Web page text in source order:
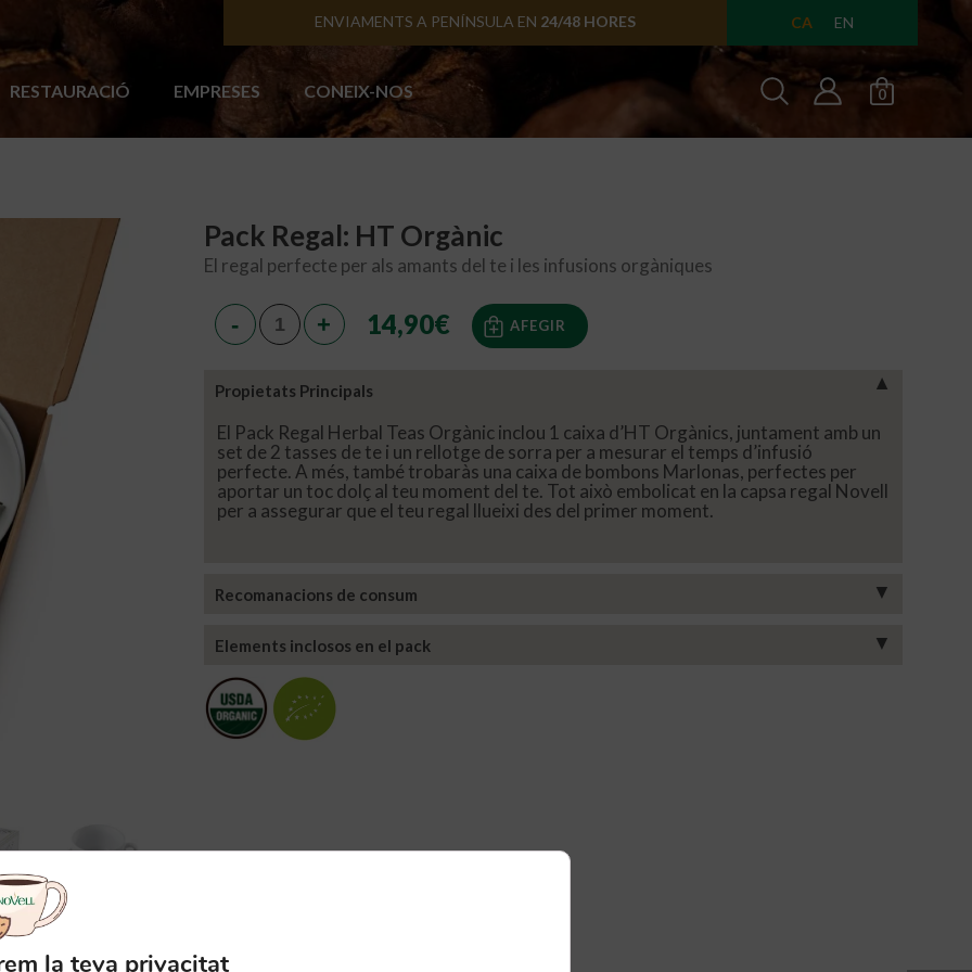
RESTAURACIÓ EMPRESES CONEIX-NOS
ENVIAMENTS A PENÍNSULA EN 24/48 HORES CA EN
0
Pack Regal: HT Orgànic
El regal perfecte per als amants del te i les infusions orgàniques
14,90€ AFEGIR
Propietats Principals ▼
El Pack Regal Herbal Teas Orgànic inclou 1 caixa d’HT Orgànics, juntament amb un
set de 2 tasses de te i un rellotge de sorra per a mesurar el temps d’infusió
perfecte. A més, també trobaràs una caixa de bombons Marlonas, perfectes per
aportar un toc dolç al teu moment del te. Tot això embolicat en la capsa regal Novell
per a assegurar que el teu regal llueixi des del primer moment.
Recomanacions de consum ▼
Elements inclosos en el pack ▼
la teva privacitat